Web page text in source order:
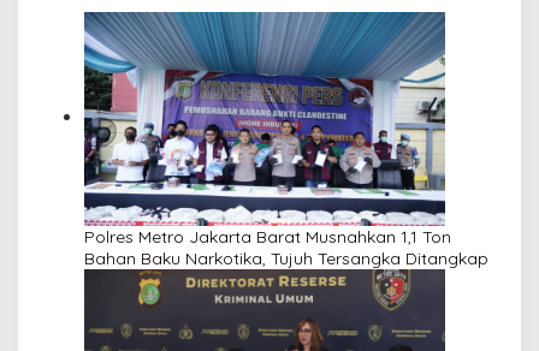
Polres Metro Jakarta Barat Musnahkan 1,1 Ton
Bahan Baku Narkotika, Tujuh Tersangka Ditangkap